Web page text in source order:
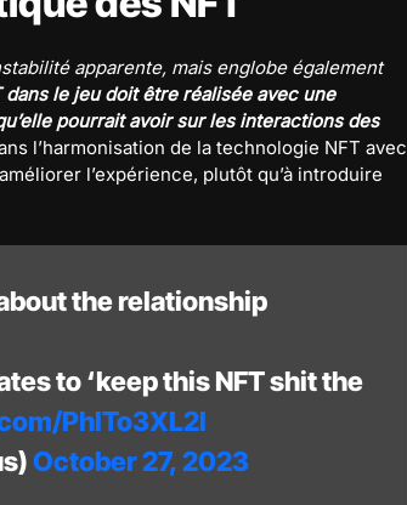
apparente, mais englobe également
dans le jeu doit être réalisée avec une
pourrait avoir sur les interactions des
l’harmonisation de la technologie NFT avec
l’expérience, plutôt qu’à introduire
the relationship
to ‘keep this NFT shit the
PhITo3XL2I
October 27, 2023